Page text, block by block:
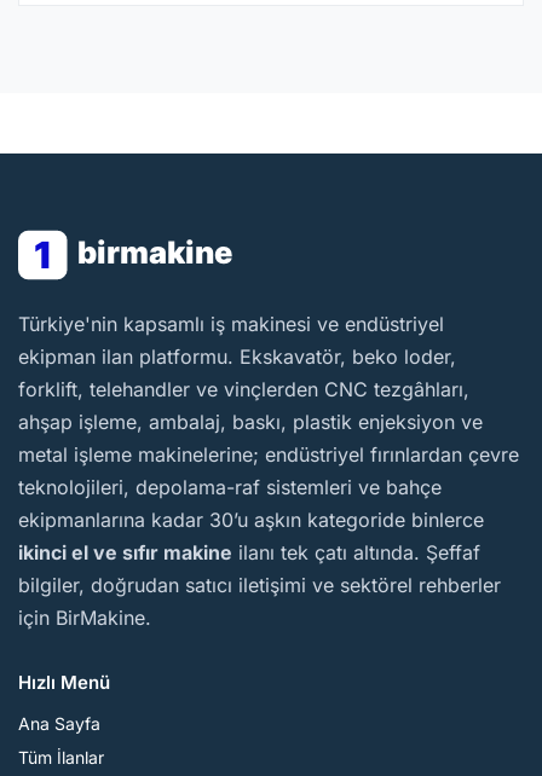
1 birmakine
BirMakine
Türkiye'nin kapsamlı iş makinesi ve endüstriyel
ekipman ilan platformu. Ekskavatör, beko loder,
forklift, telehandler ve vinçlerden CNC tezgâhları,
ahşap işleme, ambalaj, baskı, plastik enjeksiyon ve
metal işleme makinelerine; endüstriyel fırınlardan çevre
teknolojileri, depolama-raf sistemleri ve bahçe
ekipmanlarına kadar 30’u aşkın kategoride binlerce
ikinci el ve sıfır makine ilanı tek çatı altında. Şeffaf
bilgiler, doğrudan satıcı iletişimi ve sektörel rehberler
için BirMakine.
Hızlı Menü
Ana Sayfa
Tüm İlanlar